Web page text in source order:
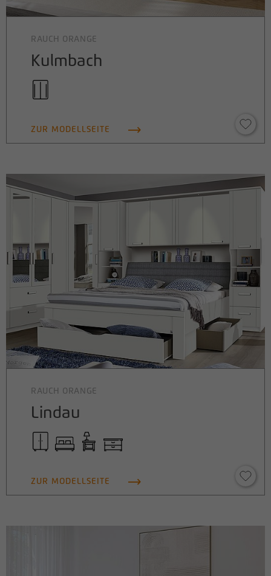
RAUCH ORANGE
Kulmbach
ZUR MODELLSEITE
RAUCH ORANGE
Lindau
ZUR MODELLSEITE